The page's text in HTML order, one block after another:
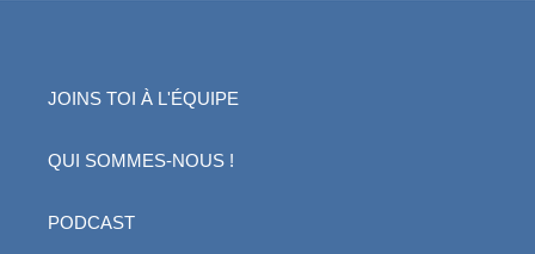
JOINS TOI À L'ÉQUIPE
QUI SOMMES-NOUS !
PODCAST